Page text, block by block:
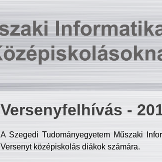
Versenyfelhívás -
A Szegedi Tudományegyetem Műszaki
Versenyt középiskolás diákok számára.